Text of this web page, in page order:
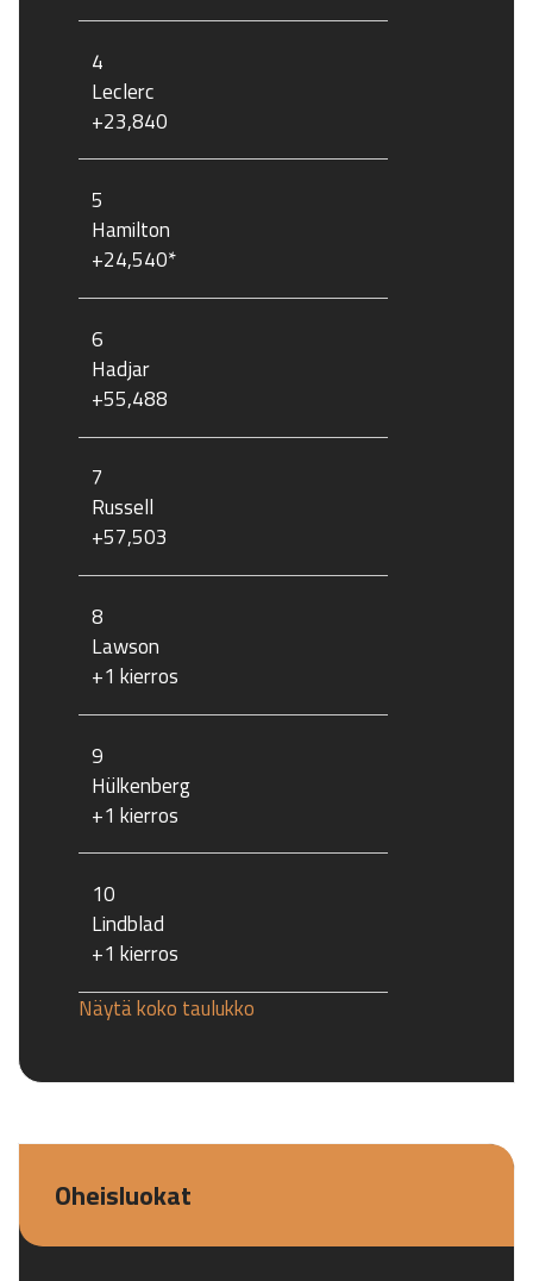
4
Leclerc
+23,840
5
Hamilton
+24,540*
6
Hadjar
+55,488
7
Russell
+57,503
8
Lawson
+1 kierros
9
Hülkenberg
+1 kierros
10
Lindblad
+1 kierros
Näytä koko taulukko
Oheisluokat